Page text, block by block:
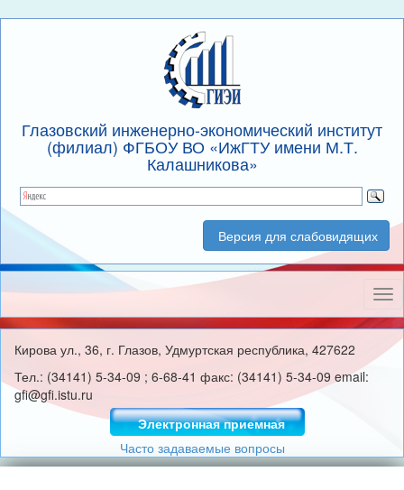
Глазовский инженерно-экономический институт
(филиал) ФГБОУ ВО «ИжГТУ имени М.Т.
Калашникова»
Версия для слабовидящих
Кирова ул., 36, г. Глазов, Удмуртская республика, 427622
Тел.: (34141) 5-34-09 ; 6-68-41 факс: (34141) 5-34-09 email:
gfi@gfi.istu.ru
Электронная приемная
Часто задаваемые вопросы